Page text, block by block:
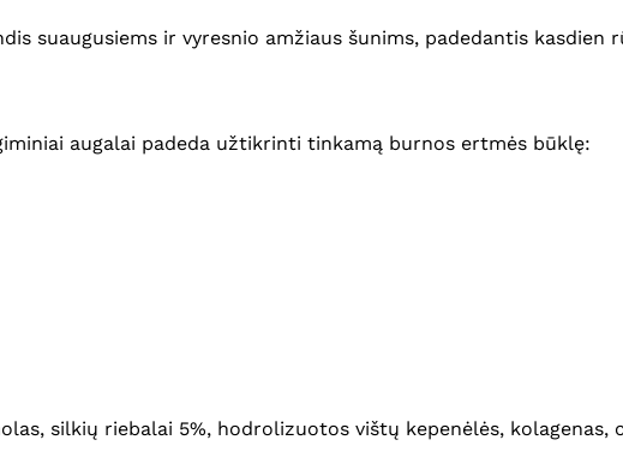
suaugusiems ir vyresnio amžiaus šunims, padedantis kasdien
augalai padeda užtikrinti tinkamą burnos ertmės būklę:
silkių riebalai 5%, hodrolizuotos vištų kepenėlės,